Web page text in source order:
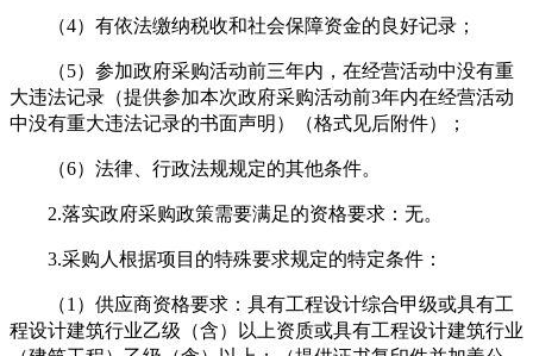
（4）有依法缴纳税收和社会保障资金的良好记录；
（5）参加政府采购活动前三年内，在经营活动中没有重
大违法记录（提供参加本次政府采购活动前3年内在经营活动
中没有重大违法记录的书面声明）（格式见后附件）；
（6）法律、行政法规规定的其他条件。
2.落实政府采购政策需要满足的资格要求： 无。
3.采购人根据项目的特殊要求规定的特定条件：
（1 ） 供应商资格要求：具有工程设计综合甲级或具有工
程设计建筑行业乙级（含）以上资质或具有工程设计建筑行业